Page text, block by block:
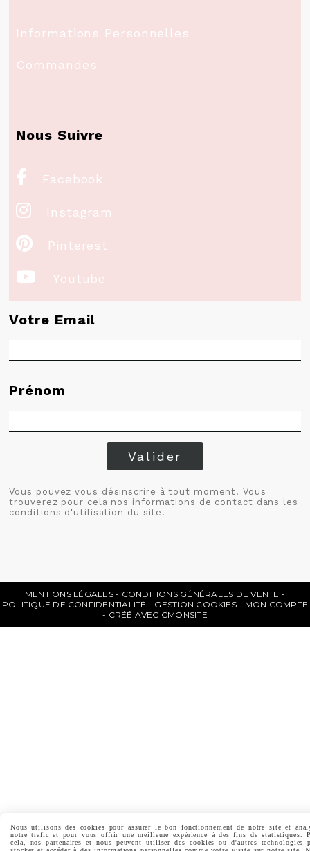
Informations Personnelles
Commandes
Nous Suivre
 Facebook
 Instagram
 Pinterest
 Youtube
Votre Email
Prénom
Valider
Vous pouvez vous désinscrire à tout moment. Vous
trouverez pour cela nos informations de contact dans les
conditions d'utilisation du site.
MENTIONS LÉGALES
CONDITIONS GÉNÉRALES DE VENTE
POLITIQUE DE CONFIDENTIALITÉ
GESTION COOKIES
MON COMPTE
CRÉÉ AVEC CMONSITE
Nous utilisons des cookies pour assurer le bon fonctionnement de notre site et
notre trafic et pour vous offrir une meilleure expérience à des fins de statistiques.
cela, nos partenaires et nous peuvent utiliser des cookies ou d'autres technologies